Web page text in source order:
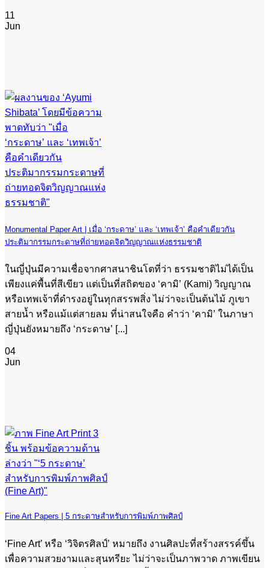
11
Jun
Monumental Paper Art | เมื่อ ‘กระดาษ’ และ ‘เทพเจ้า’ คือคำเดียวกัน
ประติมากรรมกระดาษที่ถ่ายทอดจิตวิญญาณแห่งธรรมชาติ
ในญี่ปุ่นมีความเชื่อจากศาสนาชินโตที่ว่า ธรรมชาติไม่ได้เป็น
เพียงแค่พื้นที่สีเขียว แต่เป็นที่สถิตของ ‘คามิ’ (Kami) วิญญาณ
หรือเทพเจ้าที่ดำรงอยู่ในทุกสรรพสิ่ง ไม่ว่าจะเป็นต้นไม้ ภูเขา
สายน้ำ หรือแม้แต่สายลม ที่น่าสนใจคือ คำว่า ‘คามิ’ ในภาษา
ญี่ปุ่นยังหมายถึง ‘กระดาษ’ [...]
04
Jun
Fine Art Papers | 5 กระดาษสำหรับการพิมพ์ภาพศิลป์
‘Fine Art’ หรือ ‘วิจิตรศิลป์’ หมายถึง งานศิลปะที่สร้างสรรค์ขึ้น
เพื่อความสวยงามและสุนทรียะ ไม่ว่าจะเป็นภาพวาด ภาพเขียน